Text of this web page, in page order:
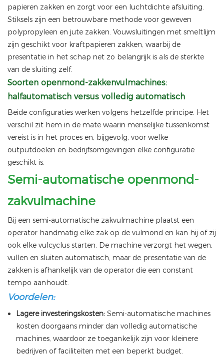
papieren zakken en zorgt voor een luchtdichte afsluiting.
Stiksels zijn een betrouwbare methode voor geweven
polypropyleen en jute zakken. Vouwsluitingen met smeltlijm
zijn geschikt voor kraftpapieren zakken, waarbij de
presentatie in het schap net zo belangrijk is als de sterkte
van de sluiting zelf.
Soorten openmond-zakkenvulmachines:
halfautomatisch versus volledig automatisch
Beide configuraties werken volgens hetzelfde principe. Het
verschil zit hem in de mate waarin menselijke tussenkomst
vereist is in het proces en, bijgevolg, voor welke
outputdoelen en bedrijfsomgevingen elke configuratie
geschikt is.
Semi-automatische openmond-
zakvulmachine
Bij een semi-automatische zakvulmachine plaatst een
operator handmatig elke zak op de vulmond en kan hij of zij
ook elke vulcyclus starten. De machine verzorgt het wegen,
vullen en sluiten automatisch, maar de presentatie van de
zakken is afhankelijk van de operator die een constant
tempo aanhoudt.
Voordelen:
Lagere investeringskosten:Semi-automatische machines
kosten doorgaans minder dan volledig automatische
machines, waardoor ze toegankelijk zijn voor kleinere
bedrijven of faciliteiten met een beperkt budget.